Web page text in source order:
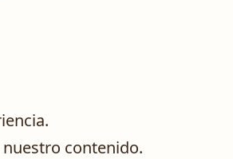
contenido.